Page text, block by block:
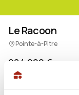
Le Racoon
Pointe-à-Pitre
284 000 €